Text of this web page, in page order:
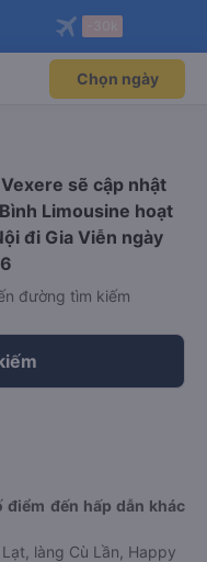
Mở app
bay qua
Mở app
Chọn ngày
sẽ cập nhật
Limousine hoạt
đi Gia Viễn ngày
đường tìm kiếm
điểm đến hấp dẫn khác
làng Cù Lần, Happy